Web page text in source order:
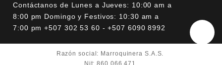
Contáctanos de Lunes a Jueves: 10:00 am a
8:00 pm Domingo y Festivos: 10:30 am a
7:00 pm +507 302 53 60 - +507 6090 8992
Razón social: Marroquinera S.A.S.
Nit: 860.066.471